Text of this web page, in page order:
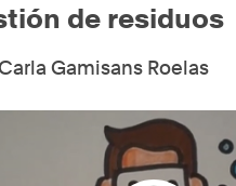
de residuos
Gamisans Roelas